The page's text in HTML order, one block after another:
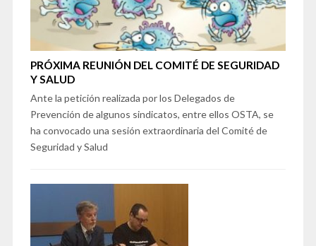
PRÓXIMA REUNIÓN DEL COMITÉ DE SEGURIDAD
Y SALUD
Ante la petición realizada por los Delegados de
Prevención de algunos sindicatos, entre ellos OSTA, se
ha convocado una sesión extraordinaria del Comité de
Seguridad y Salud